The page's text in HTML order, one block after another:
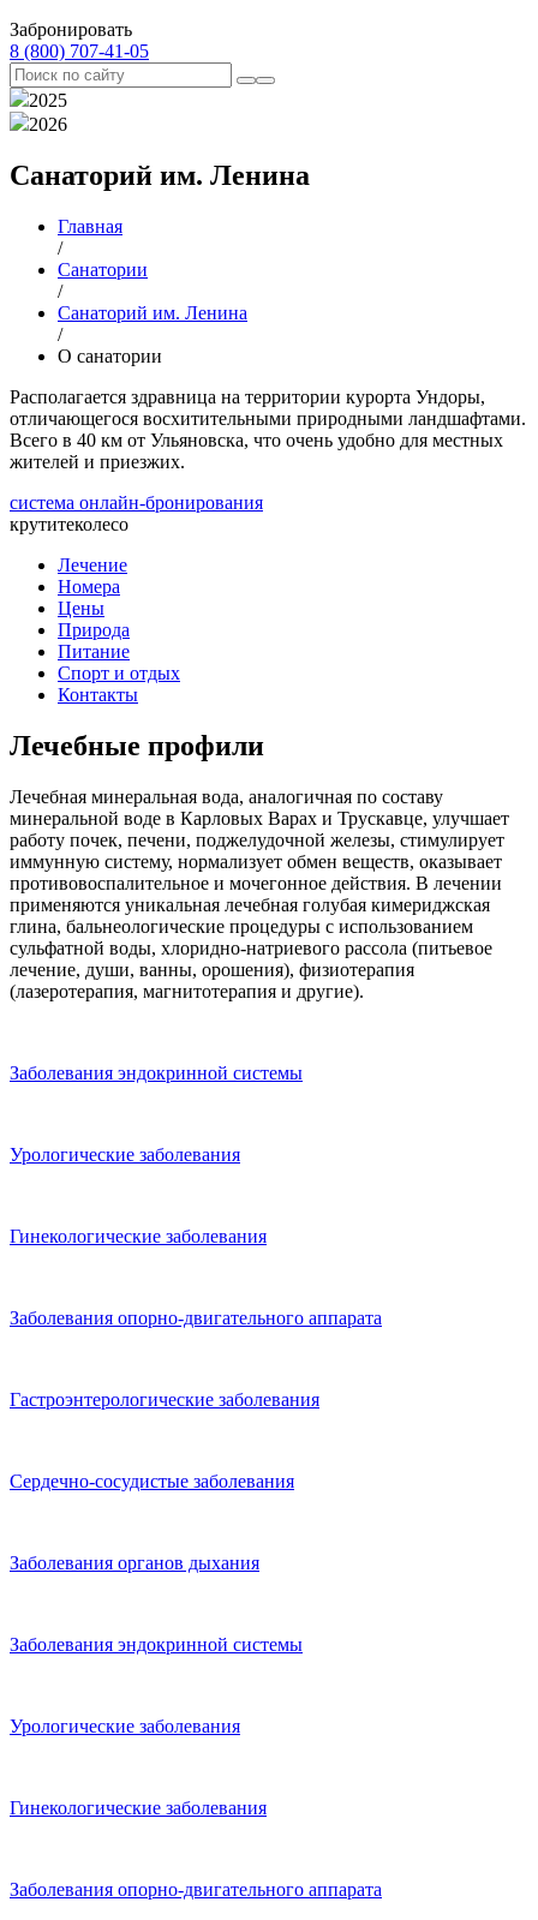
Забронировать
8 (800) 707‑41‑05
2025
2026
Санаторий им. Ленина
Главная
/
Санатории
/
Санаторий им. Ленина
/
О санатории
Располагается здравница на территории курорта Ундоры,
отличающегося восхитительными природными ландшафтами.
Всего в 40 км от Ульяновска, что очень удобно для местных
жителей и приезжих.
система онлайн-бронирования
крутитеколесо
Лечение
Номера
Цены
Природа
Питание
Спорт и отдых
Контакты
Лечебные профили
Лечебная минеральная вода, аналогичная по составу
минеральной воде в Карловых Варах и Трускавце, улучшает
работу почек, печени, поджелудочной железы, стимулирует
иммунную систему, нормализует обмен веществ, оказывает
противовоспалительное и мочегонное действия. В лечении
применяются уникальная лечебная голубая кимериджская
глина, бальнеологические процедуры с использованием
сульфатной воды, хлоридно-натриевого рассола (питьевое
лечение, души, ванны, орошения), физиотерапия
(лазеротерапия, магнитотерапия и другие).
Заболевания эндокринной системы
Урологические заболевания
Гинекологические заболевания
Заболевания опорно-двигательного аппарата
Гастроэнтерологические заболевания
Сердечно-сосудистые заболевания
Заболевания органов дыхания
Заболевания эндокринной системы
Урологические заболевания
Гинекологические заболевания
Заболевания опорно-двигательного аппарата